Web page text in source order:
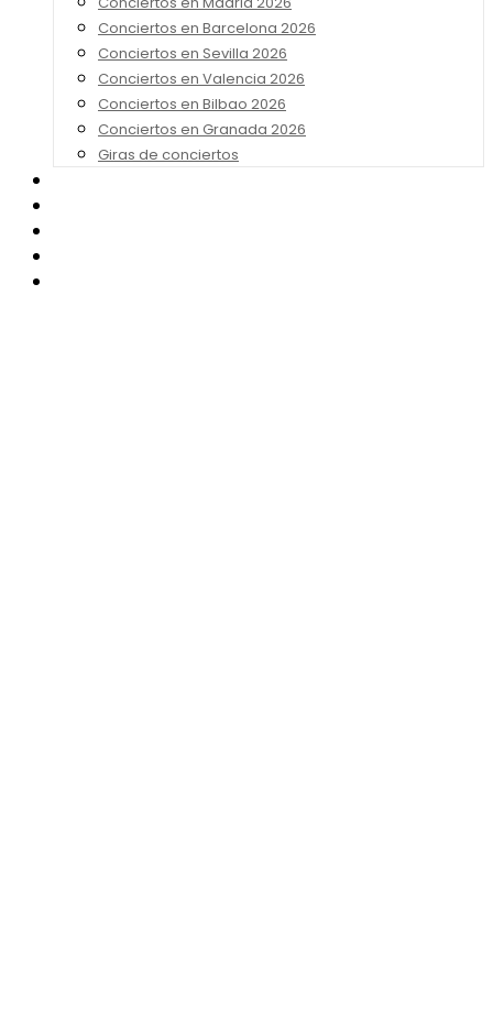
Conciertos en Barcelona 2026
Conciertos en Sevilla 2026
Conciertos en Valencia 2026
Conciertos en Bilbao 2026
Conciertos en Granada 2026
Giras de conciertos